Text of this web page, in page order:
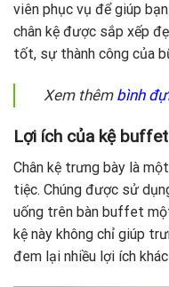
viên phục vụ để giúp
chân kệ được sắp xếp
tốt, sự thành công của
Xem thêm bình
Lợi ích của kệ buffet
Chân kệ trưng bày là
tiệc. Chúng được sử
uống trên bàn buffet
kệ này không chỉ giúp
đem lại nhiều lợi ích khác